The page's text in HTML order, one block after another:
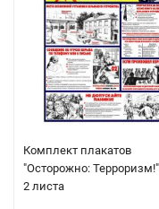
Комплект плакатов
"Осторожно:
2 листа